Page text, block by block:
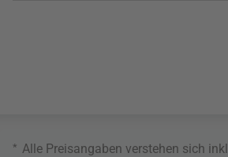
* Alle Preisangaben verstehen sich